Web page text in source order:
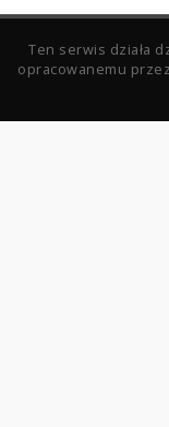
Ten serwis działa
opracowanemu przez